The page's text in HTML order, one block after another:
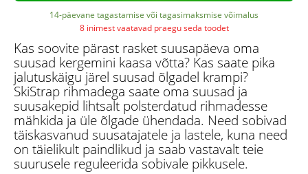
14-päevane tagastamise või tagasimaksmise võimalus
8 inimest vaatavad praegu seda toodet
Kas soovite pärast rasket suusapäeva oma
suusad kergemini kaasa võtta? Kas saate pika
jalutuskäigu järel suusad õlgadel krampi?
SkiStrap rihmadega saate oma suusad ja
suusakepid lihtsalt polsterdatud rihmadesse
mähkida ja üle õlgade ühendada. Need sobivad
täiskasvanud suusatajatele ja lastele, kuna need
on täielikult paindlikud ja saab vastavalt teie
suurusele reguleerida sobivale pikkusele.